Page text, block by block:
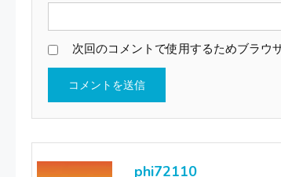
次回のコメントで使用するためブラウ
phi72110